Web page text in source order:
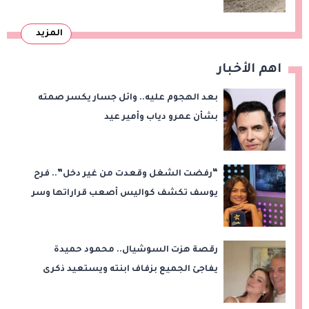
المزيد
اهم الأخبار
بعد الهجوم عليه.. وائل جسار يكسر صمته
بشأن عمرو دياب وأمير عيد
“رفضت الشغل وقعدت من غير دخل”.. فرح
يوسف تكشف كواليس أصعب قراراتها وسر
رقصة هزت السوشيال.. محمود حميدة
يفاجئ الجميع بزفاف ابنته ويستعيد ذكرى